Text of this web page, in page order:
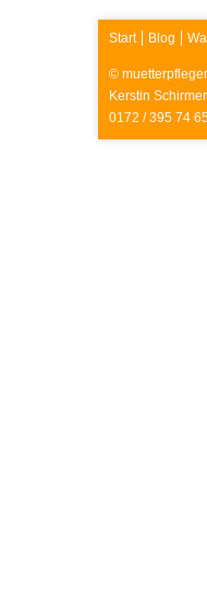
Start Blog
©
Kerstin
0172 / 395 74